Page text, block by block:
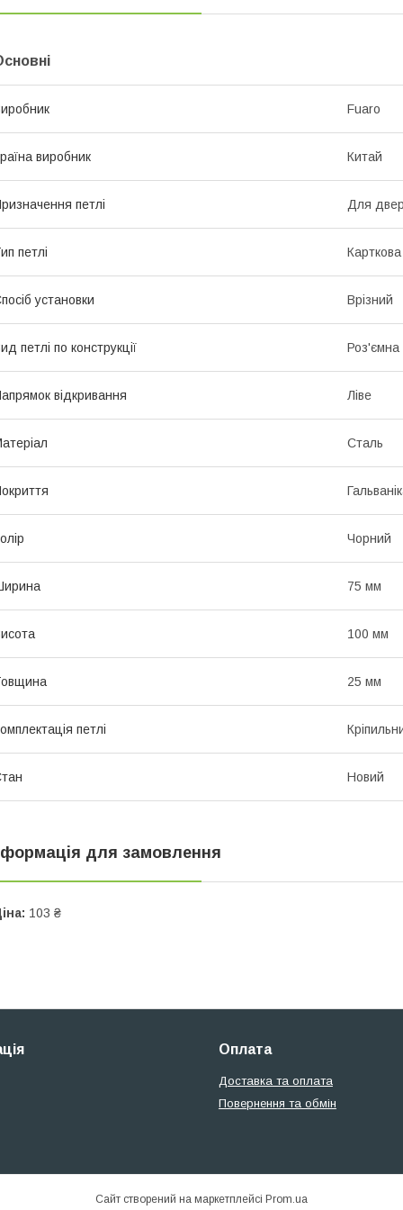
Fuaro
виробник Китай
петлі Для
петлі Карткова
установки Врізний
петлі по конструкції Роз'ємна
відкривання Ліве
Сталь
Чорний
75 мм
100 мм
25 мм
петлі
Новий
для замовлення
103 ₴
Оплата
Доставка та оплата
Повернення та обмін
Сайт створений на маркетплейсі Prom.ua